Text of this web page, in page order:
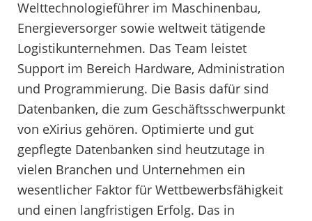
Welttechnologieführer im Maschinenbau,
Energieversorger sowie weltweit tätigende
Logistikunternehmen. Das Team leistet
Support im Bereich Hardware, Administration
und Programmierung. Die Basis dafür sind
Datenbanken, die zum Geschäftsschwerpunkt
von eXirius gehören. Optimierte und gut
gepflegte Datenbanken sind heutzutage in
vielen Branchen und Unternehmen ein
wesentlicher Faktor für Wettbewerbsfähigkeit
und einen langfristigen Erfolg. Das in